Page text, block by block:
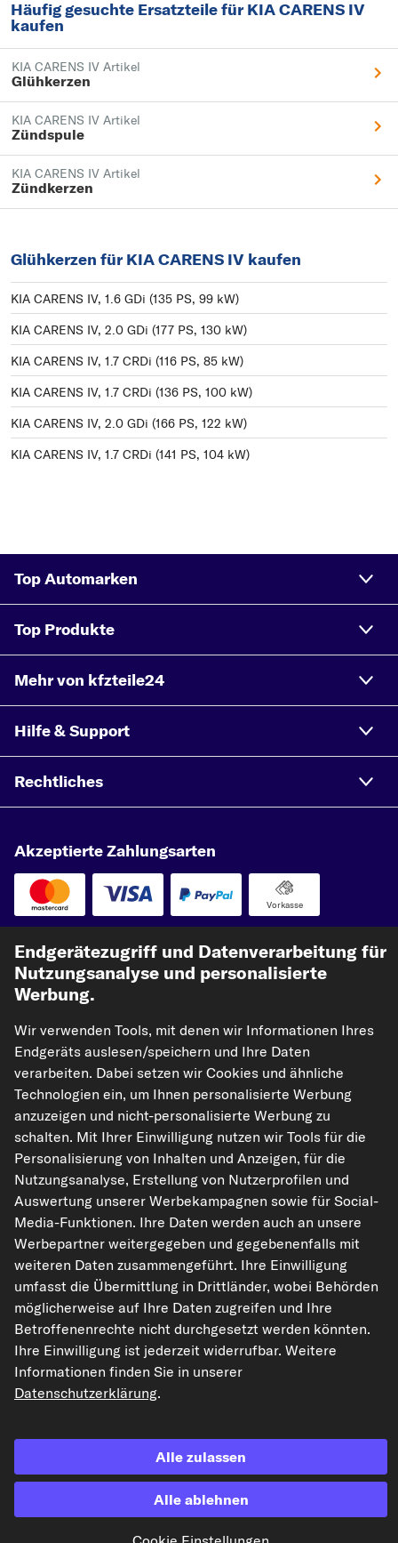
Häufig gesuchte Ersatzteile für KIA CARENS IV
kaufen
KIA CARENS IV Artikel
Glühkerzen
KIA CARENS IV Artikel
Zündspule
KIA CARENS IV Artikel
Zündkerzen
Glühkerzen für KIA CARENS IV kaufen
KIA CARENS IV, 1.6 GDi (135 PS, 99 kW)
KIA CARENS IV, 2.0 GDi (177 PS, 130 kW)
KIA CARENS IV, 1.7 CRDi (116 PS, 85 kW)
KIA CARENS IV, 1.7 CRDi (136 PS, 100 kW)
KIA CARENS IV, 2.0 GDi (166 PS, 122 kW)
KIA CARENS IV, 1.7 CRDi (141 PS, 104 kW)
Top Automarken
Top Produkte
Mehr von kfzteile24
Hilfe & Support
Rechtliches
Akzeptierte Zahlungsarten
Vorkasse
Unsere Versandpartner
kfzteile24.de carpardoo.nl
carpardoo.fr
carpardoo.dk
nicht vervielfältigt werden. Die Vervielfältigung und Verbreitung der Daten und
der Datenbank ohne vorherige Einwilligung von TecAlliance und/oder die
Einbeziehung Dritter in solche Aktivitäten ist streng verboten. Jegliche
unautorisierte Nutzung von Inhalten stellt eine Verletzung des Urheberrechts
dar und kann rechtliche Schritte nach sich ziehen.
Vertrag widerrufen
© 2026 kfzteile24 GmbH - Alle Rechte vorbehalten.
¹„Gratis Versand“ oder „ohne Versandkosten“ entsprechen dem Wegfall der
deutschen Versandkostenpauschale von 6,90 €.
Endgerätezugriff und Datenverarbeitung für
Nutzungsanalyse und personalisierte
Werbung.
Wir verwenden Tools, mit denen wir Informationen Ihres
Endgeräts auslesen/speichern und Ihre Daten
verarbeiten. Dabei setzen wir Cookies und ähnliche
Technologien ein, um Ihnen personalisierte Werbung
anzuzeigen und nicht-personalisierte Werbung zu
schalten. Mit Ihrer Einwilligung nutzen wir Tools für die
Personalisierung von Inhalten und Anzeigen, für die
Nutzungsanalyse, Erstellung von Nutzerprofilen und
Auswertung unserer Werbekampagnen sowie für Social-
Media-Funktionen. Ihre Daten werden auch an unsere
Werbepartner weitergegeben und gegebenenfalls mit
weiteren Daten zusammengeführt. Ihre Einwilligung
umfasst die Übermittlung in Drittländer, wobei Behörden
möglicherweise auf Ihre Daten zugreifen und Ihre
Betroffenenrechte nicht durchgesetzt werden könnten.
Ihre Einwilligung ist jederzeit widerrufbar. Weitere
Informationen finden Sie in unserer
Datenschutzerklärung.
Alle zulassen
Alle ablehnen